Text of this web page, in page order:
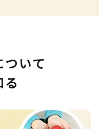
ついて